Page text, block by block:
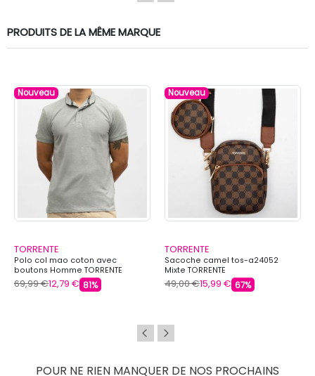
PRODUITS DE LA MÊME MARQUE
Nouveau
TORRENTE
Polo col mao coton avec
boutons Homme TORRENTE
69,99 €12,79 € 81%
Nouveau
TORRENTE
Sacoche camel tos-a24052
Mixte TORRENTE
49,00 €15,99 € 67%
POUR NE RIEN MANQUER DE NOS PROCHAINS